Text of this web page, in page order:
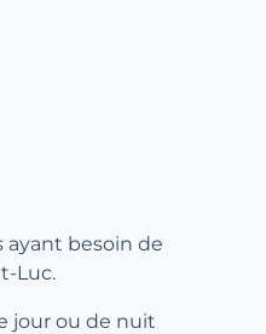
ayant besoin de
Luc.
jour ou de nuit